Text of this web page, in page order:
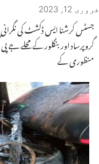
فروری 12, 2023
جسٹس کرشنا ایس ڈکشٹ کی نگرانی
گروپرساد اور بنگلور کے محلے
منظوری کے